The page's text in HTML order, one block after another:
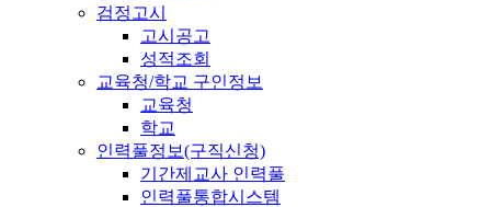
검정고시
고시공고
성적조회
교육청/학교 구인정보
교육청
학교
인력풀정보(구직신청)
기간제교사 인력풀
인력풀통합시스템